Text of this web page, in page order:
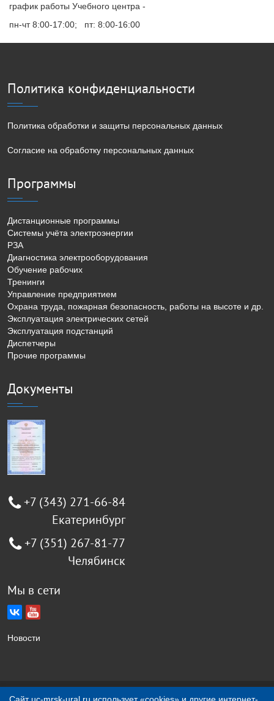
график работы Учебного центра -
пн-чт 8:00-17:00; пт: 8:00-16:00
Политика конфиденциальности
Политика обработки и защиты персональных данных
Согласие на обработку персональных данных
Программы
Дистанционные программы
Системы учёта электроэнергии
РЗА
Диагностика электрооборудования
Обучение рабочих
Тренинги
Управление предприятием
Охрана труда, пожарная безопасность, работы на высоте и др.
Эксплуатация электрических сетей
Эксплуатация подстанций
Диспетчеры
Прочие программы
Документы
+7 (343) 271-66-84
Екатеринбург
+7 (351) 267-81-77
Челябинск
Мы в сети
Новости
Создание сайта Jellyweb